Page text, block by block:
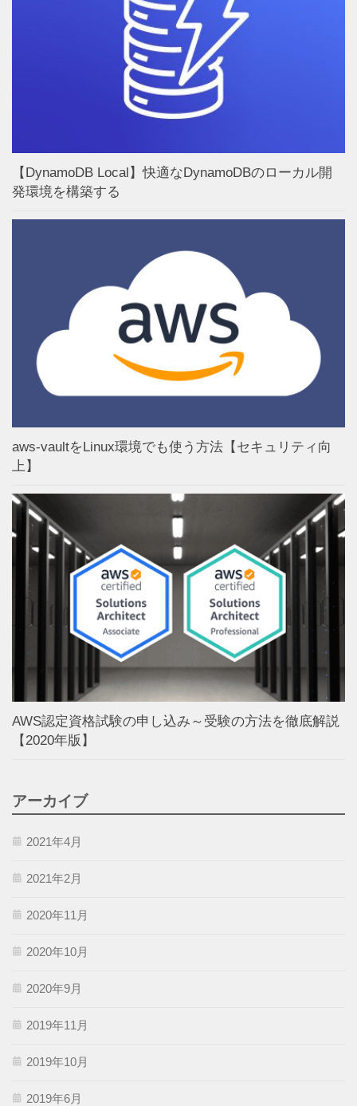
【DynamoDB Local】快適なDynamoDBのローカル開
発環境を構築する
aws-vaultをLinux環境でも使う方法【セキュリティ向
上】
AWS認定資格試験の申し込み～受験の方法を徹底解説
【2020年版】
アーカイブ
2021年4月
2021年2月
2020年11月
2020年10月
2020年9月
2019年11月
2019年10月
2019年6月